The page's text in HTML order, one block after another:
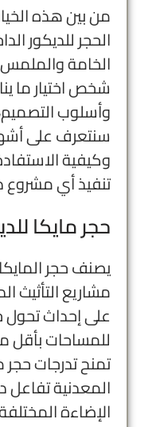
من بين هذه
الحجر للديكور
الخامة والملمس
شخص اختيار ما
وأسلوب
سنتعرف على
وكيفية
تنفيذ أي مشروع
حجر مايكا
يصنف حجر
مشاريع التأثيث
على إحداث تحول
للمساحات بأقل
تمنح تدرجات حجر
المعدنية
الإضاءة